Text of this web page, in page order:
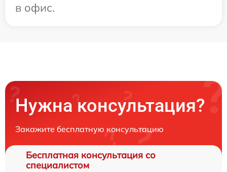
в офис.
Нужна консультация?
Закажите бесплатную консультацию
Бесплатная консультация со
специалистом